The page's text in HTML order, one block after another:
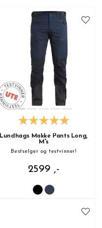
Lundhags Makke Pants Long,
M's
Bestselger og testvinner!
2599 ,-